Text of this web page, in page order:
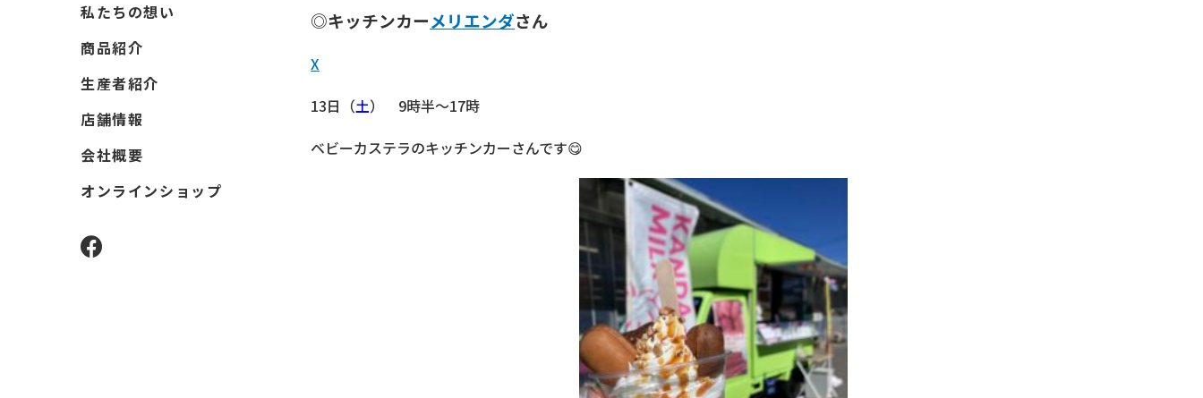
私たちの想い
商品紹介
生産者紹介
店舗情報
会社概要
オンラインショップ
◎キッチンカーメリエンダさん
X
13日（土） 9時半～17時
ベビーカステラのキッチンカーさんです😋